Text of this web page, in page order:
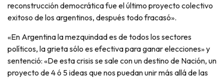
reconstrucción democrática fue el último proyecto colectivo
exitoso de los argentinos, después todo fracasó».
«En Argentina la mezquindad es de todos los sectores
políticos, la grieta sólo es efectiva para ganar elecciones» y
sentenció: «De esta crisis se sale con un destino de Nación, un
proyecto de 4 ó 5 ideas que nos puedan unir más allá de las